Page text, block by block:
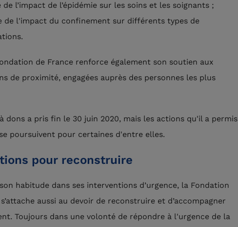
de l’impact de l’épidémie sur les soins et les soignants ;
de l'impact du confinement sur différents types de
de France renforce également son soutien aux
de proximité, engagées auprès des personnes les plus
dons a pris fin le 30 juin 2020, mais les actions qu'il a permis
poursuivent pour certaines d'entre elles.
pour reconstruire
habitude dans ses interventions d’urgence, la Fondation
aussi au devoir de reconstruire et d’accompagner
Toujours dans une volonté de répondre à l'urgence de la